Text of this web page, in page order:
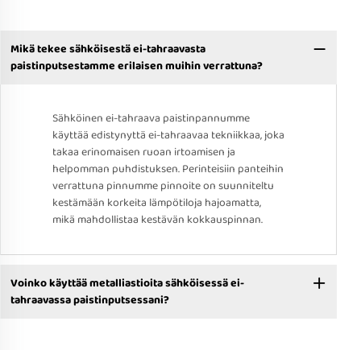
Mikä tekee sähköisestä ei-tahraavasta
paistinputsestamme erilaisen muihin verrattuna?
Sähköinen ei-tahraava paistinpannumme
käyttää edistynyttä ei-tahraavaa tekniikkaa, joka
takaa erinomaisen ruoan irtoamisen ja
helpomman puhdistuksen. Perinteisiin panteihin
verrattuna pinnumme pinnoite on suunniteltu
kestämään korkeita lämpötiloja hajoamatta,
mikä mahdollistaa kestävän kokkauspinnan.
Voinko käyttää metalliastioita sähköisessä ei-
tahraavassa paistinputsessani?